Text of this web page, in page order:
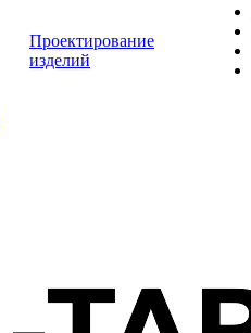
Проектирование
изделий